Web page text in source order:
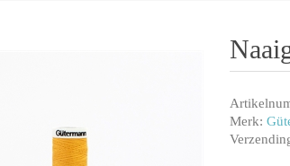
Merk: